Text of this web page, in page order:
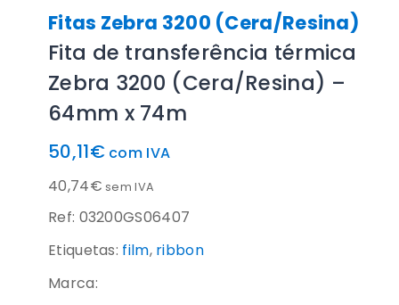
Fitas Zebra 3200 (Cera/Resina)
Fita de transferência térmica
Zebra 3200 (Cera/Resina) –
64mm x 74m
50,11€com IVA
40,74€ sem IVA
Ref: 03200GS06407
Etiquetas: film, ribbon
Marca: